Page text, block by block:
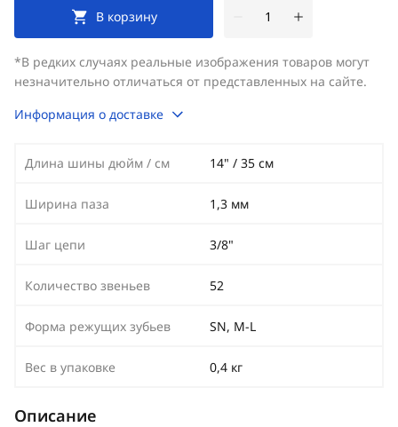
В корзину
*В редких случаях реальные изображения товаров могут
незначительно отличаться от представленных на сайте.
Информация о доставке
Длина шины дюйм / см 14" / 35 см
Ширина паза 1,3 мм
Шаг цепи 3/8"
Количество звеньев 52
Форма режущих зубьев SN, M-L
Вес в упаковке 0,4 кг
Описание